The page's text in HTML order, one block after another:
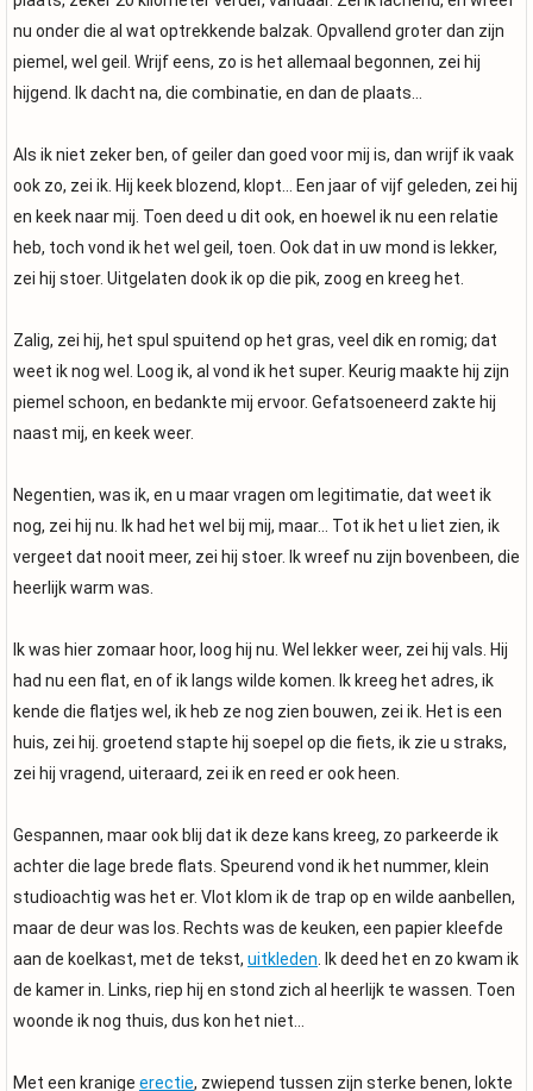
nu onder die al wat optrekkende balzak. Opvallend groter dan zijn
piemel, wel geil. Wrijf eens, zo is het allemaal begonnen, zei hij
hijgend. Ik dacht na, die combinatie, en dan de plaats…
Als ik niet zeker ben, of geiler dan goed voor mij is, dan wrijf ik vaak
ook zo, zei ik. Hij keek blozend, klopt… Een jaar of vijf geleden, zei hij
en keek naar mij. Toen deed u dit ook, en hoewel ik nu een relatie
heb, toch vond ik het wel geil, toen. Ook dat in uw mond is lekker,
zei hij stoer. Uitgelaten dook ik op die pik, zoog en kreeg het.
Zalig, zei hij, het spul spuitend op het gras, veel dik en romig; dat
weet ik nog wel. Loog ik, al vond ik het super. Keurig maakte hij zijn
piemel schoon, en bedankte mij ervoor. Gefatsoeneerd zakte hij
naast mij, en keek weer.
Negentien, was ik, en u maar vragen om legitimatie, dat weet ik
nog, zei hij nu. Ik had het wel bij mij, maar… Tot ik het u liet zien, ik
vergeet dat nooit meer, zei hij stoer. Ik wreef nu zijn bovenbeen, die
heerlijk warm was.
Ik was hier zomaar hoor, loog hij nu. Wel lekker weer, zei hij vals. Hij
had nu een flat, en of ik langs wilde komen. Ik kreeg het adres, ik
kende die flatjes wel, ik heb ze nog zien bouwen, zei ik. Het is een
huis, zei hij. groetend stapte hij soepel op die fiets, ik zie u straks,
zei hij vragend, uiteraard, zei ik en reed er ook heen.
Gespannen, maar ook blij dat ik deze kans kreeg, zo parkeerde ik
achter die lage brede flats. Speurend vond ik het nummer, klein
studioachtig was het er. Vlot klom ik de trap op en wilde aanbellen,
maar de deur was los. Rechts was de keuken, een papier kleefde
aan de koelkast, met de tekst, uitkleden . Ik deed het en zo kwam ik
de kamer in. Links, riep hij en stond zich al heerlijk te wassen. Toen
woonde ik nog thuis, dus kon het niet…
Met een kranige erectie, zwiepend tussen zijn sterke benen, lokte